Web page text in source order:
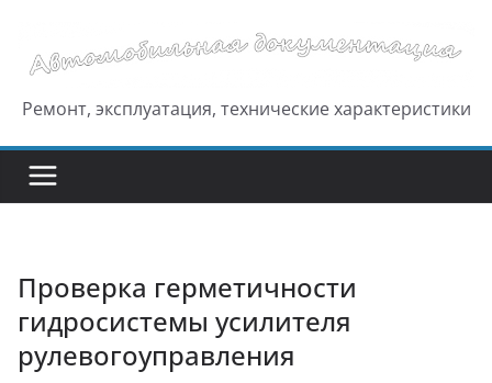
содержимому
Ремонт, эксплуатация, технические характеристики
Проверка герметичности
гидросистемы усилителя
рулевогоуправления